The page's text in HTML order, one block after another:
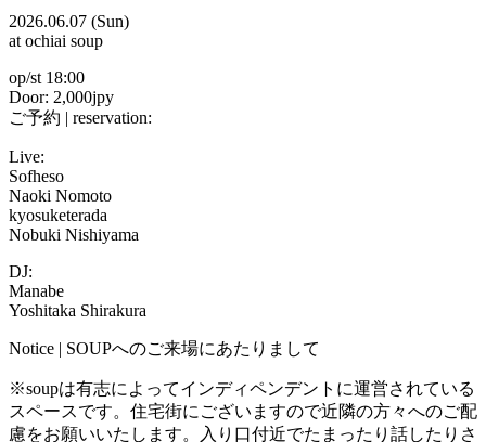
2026.06.07 (Sun)
at ochiai soup
op/st 18:00
Door: 2,000jpy
ご予約 | reservation:
Live:
Sofheso
Naoki Nomoto
kyosuketerada
Nobuki Nishiyama
DJ:
Manabe
Yoshitaka Shirakura
Notice | SOUPへのご来場にあたりまして
※soupは有志によってインディペンデントに運営されている
スペースです。住宅街にございますので近隣の方々へのご配
慮をお願いいたします。入り口付近でたまったり話したりさ